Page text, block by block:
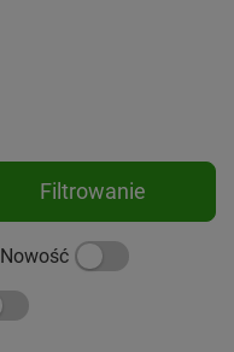
Filtrowanie
Nowość